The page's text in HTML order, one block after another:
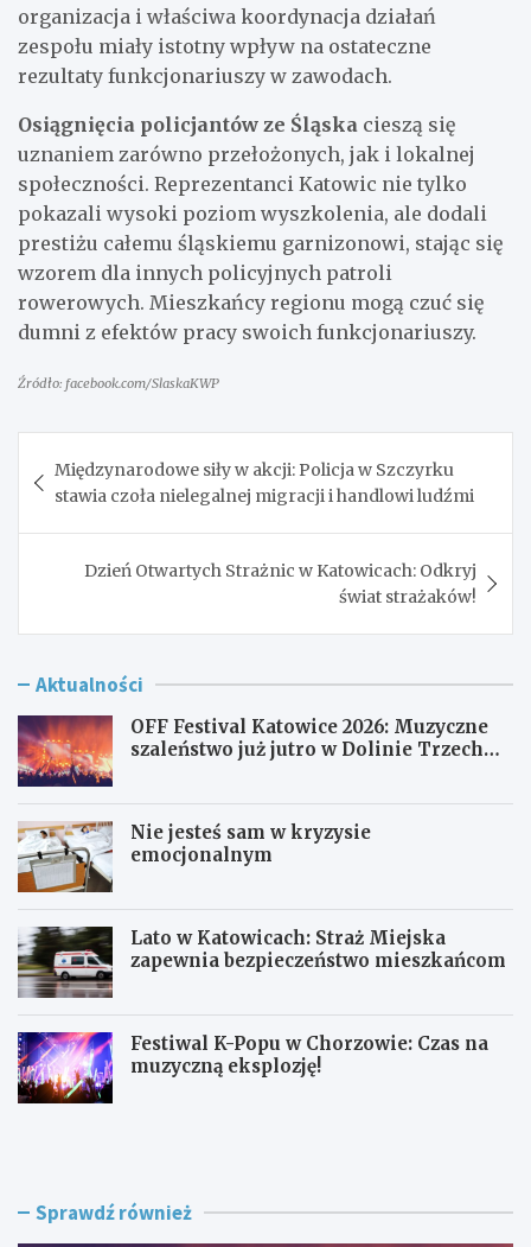
organizacja i właściwa koordynacja działań
zespołu miały istotny wpływ na ostateczne
rezultaty funkcjonariuszy w zawodach.
Osiągnięcia policjantów ze Śląska cieszą się
uznaniem zarówno przełożonych, jak i lokalnej
społeczności. Reprezentanci Katowic nie tylko
pokazali wysoki poziom wyszkolenia, ale dodali
prestiżu całemu śląskiemu garnizonowi, stając się
wzorem dla innych policyjnych patroli
rowerowych. Mieszkańcy regionu mogą czuć się
dumni z efektów pracy swoich funkcjonariuszy.
Źródło: facebook.com/SlaskaKWP
wpisu
Międzynarodowe siły w akcji: Policja w Szczyrku
stawia czoła nielegalnej migracji i handlowi ludźmi
Dzień Otwartych Strażnic w Katowicach: Odkryj
świat strażaków!
Aktualności
OFF Festival Katowice 2026: Muzyczne
szaleństwo już jutro w Dolinie Trzech
Nie jesteś sam w kryzysie
emocjonalnym
Lato w Katowicach: Straż Miejska
zapewnia bezpieczeństwo mieszkańcom
Festiwal K-Popu w Chorzowie: Czas na
muzyczną eksplozję!
O
s
N
s Sprawdź również